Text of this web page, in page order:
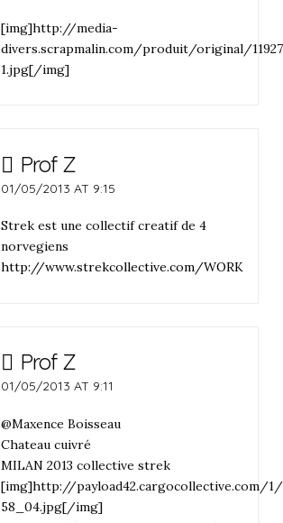
[img]http://media-
divers.scrapmalin.com/produit/original/
1.jpg[/img]
Prof Z
01/05/2013 AT 9:15
Strek est une collectif creatif de 4
norvegiens
http://www.strekcollective.com/WORK
Prof Z
01/05/2013 AT 9:11
@Maxence Boisseau
Chateau cuivré
MILAN 2013 collective strek
[img]http://payload42.cargocollective.com/
58_04.jpg[/img]